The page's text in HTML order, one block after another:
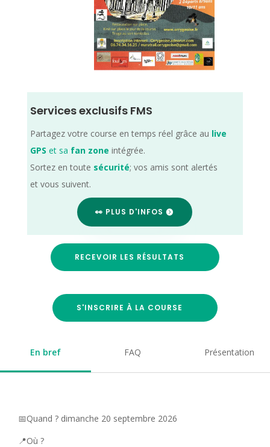
Services exclusifs FMS
Partagez votre course en temps réel grâce au live
GPS et sa fan zone intégrée.
Sortez en toute sécurité; vos amis sont alertés
et vous suivent.
👀 PLUS D'INFOS
RECEVOIR LES RÉSULTATS
S'INSCRIRE À LA COURSE
En bref FAQ Présentation
📅Quand ? dimanche 20 septembre 2026
📍Où ?